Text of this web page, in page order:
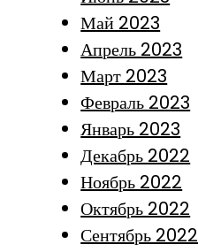
Май 2023
Апрель 2023
Март 2023
Февраль 2023
Январь 2023
Декабрь 2022
Ноябрь 2022
Октябрь 2022
Сентябрь 2022